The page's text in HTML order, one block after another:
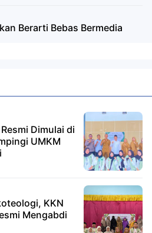
Berarti Bebas Bermedia
Dimulai di
UMKM
KKN
Mengabdi